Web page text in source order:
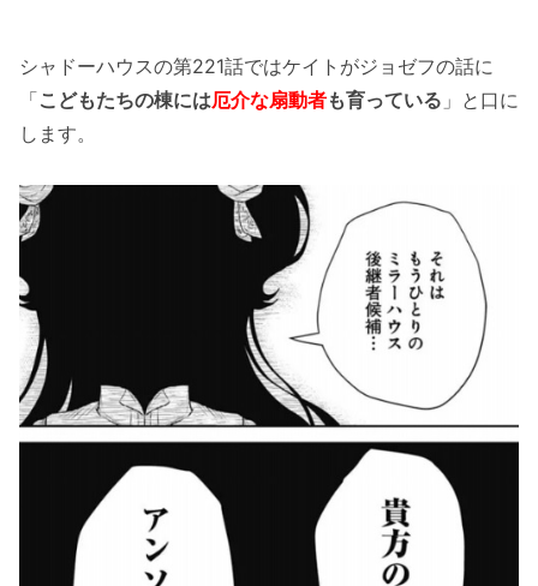
シャドーハウスの第221話ではケイトがジョゼフの話に
「こどもたちの棟には厄介な扇動者も育っている 」と口に
します。